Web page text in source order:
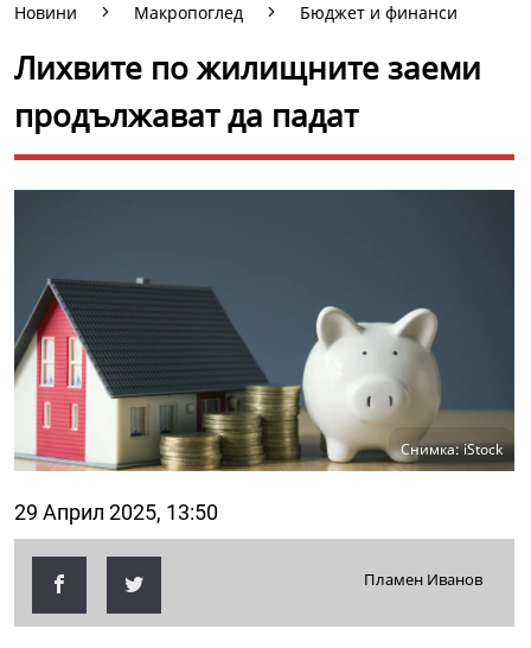
Новини Макропоглед Бюджет и финанси
Лихвите по жилищните заеми
продължават да падат
Снимка: iStock
29 Април 2025, 13:50
Пламен Иванов